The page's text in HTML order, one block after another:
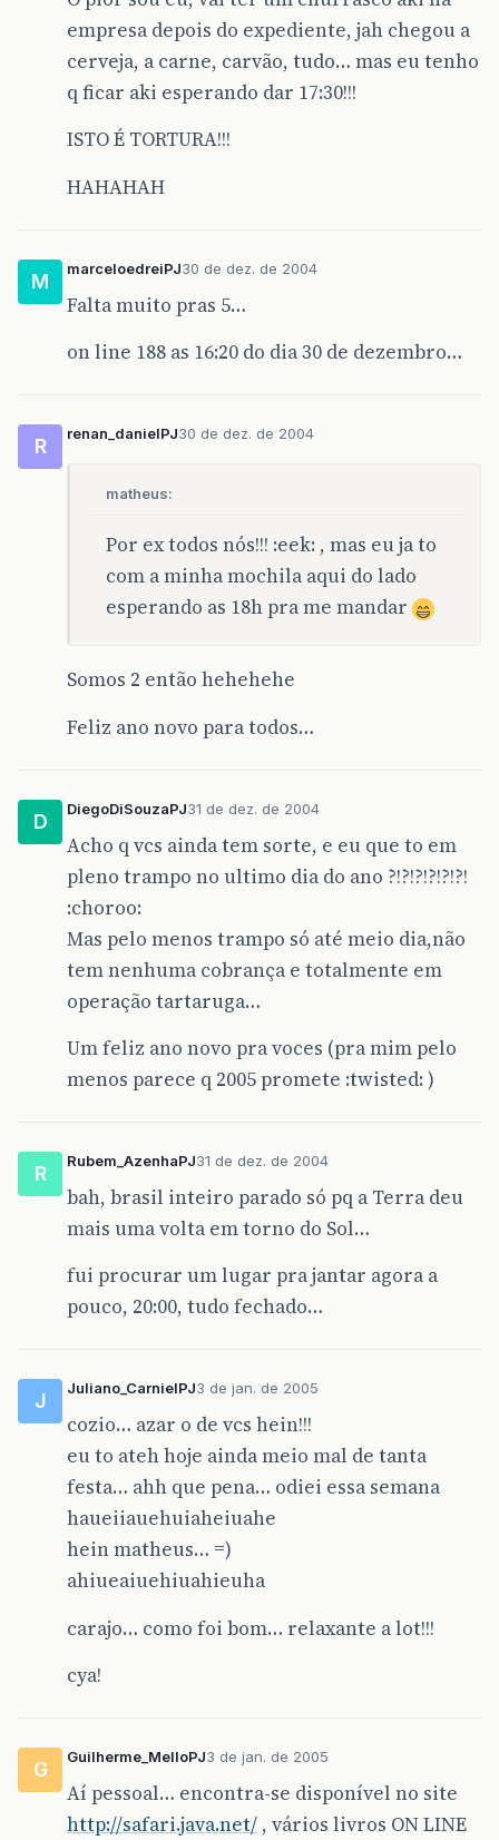
empresa depois do expediente, jah chegou a
cerveja, a carne, carvão, tudo… mas eu tenho
q ficar aki esperando dar 17:30!!!
ISTO É TORTURA!!!
HAHAHAH
M
marceloedreiPJ30 de dez. de 2004
Falta muito pras 5…
on line 188 as 16:20 do dia 30 de dezembro…
R
renan_danielPJ30 de dez. de 2004
matheus:
Por ex todos nós!!! :eek: , mas eu ja to
com a minha mochila aqui do lado
esperando as 18h pra me mandar
Somos 2 então hehehehe
Feliz ano novo para todos…
D
DiegoDiSouzaPJ31 de dez. de 2004
Acho q vcs ainda tem sorte, e eu que to em
pleno trampo no ultimo dia do ano ?!?!?!?!?!?!
:choroo:
Mas pelo menos trampo só até meio dia,não
tem nenhuma cobrança e totalmente em
operação tartaruga…
Um feliz ano novo pra voces (pra mim pelo
menos parece q 2005 promete :twisted: )
R
Rubem_AzenhaPJ31 de dez. de 2004
bah, brasil inteiro parado só pq a Terra deu
mais uma volta em torno do Sol…
fui procurar um lugar pra jantar agora a
pouco, 20:00, tudo fechado…
J
Juliano_CarnielPJ3 de jan. de 2005
cozio… azar o de vcs hein!!!
eu to ateh hoje ainda meio mal de tanta
festa… ahh que pena… odiei essa semana
haueiiauehuiaheiuahe
hein matheus… =)
ahiueaiuehiuahieuha
carajo… como foi bom… relaxante a lot!!!
cya!
G
Guilherme_MelloPJ3 de jan. de 2005
Aí pessoal… encontra-se disponível no site
http://safari.java.net/ , vários livros ON LINE